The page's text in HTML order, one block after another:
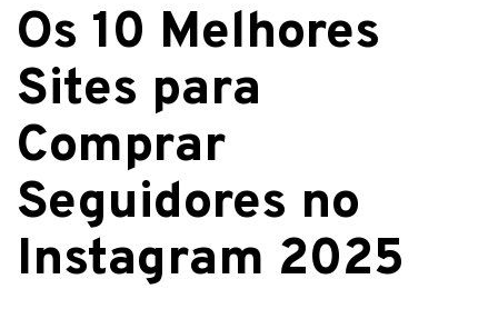
Os 10 Melhores
Sites para
Comprar
Seguidores no
Instagram 2025